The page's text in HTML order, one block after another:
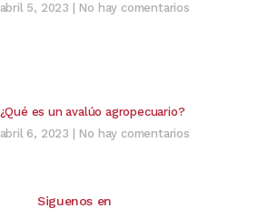
abril 5, 2023
No hay comentarios
¿Qué es un avalúo agropecuario?
abril 6, 2023
No hay comentarios
Siguenos en